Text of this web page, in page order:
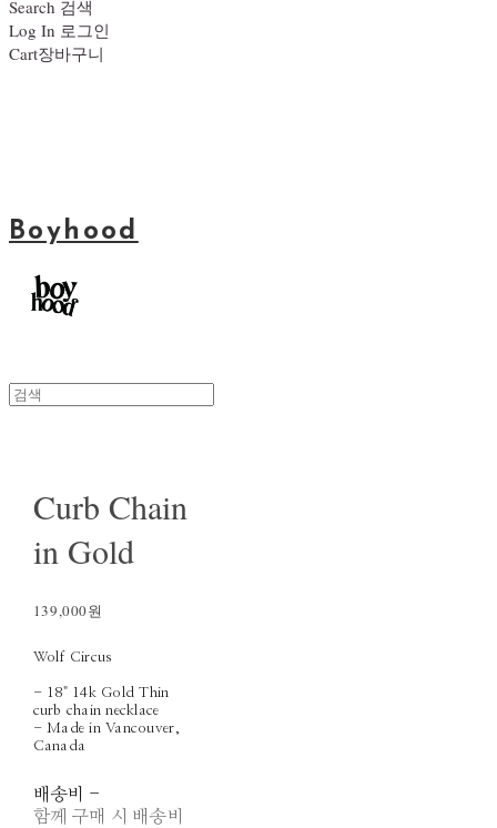
Search 검색
Log In 로그인
Cart장바구니
Boyhood
Curb Chain
in Gold
139,000원
Wolf Circus
- 18" 14k Gold Thin
curb chain necklace
- Made in Vancouver,
Canada
배송비 -
함께 구매 시 배송비